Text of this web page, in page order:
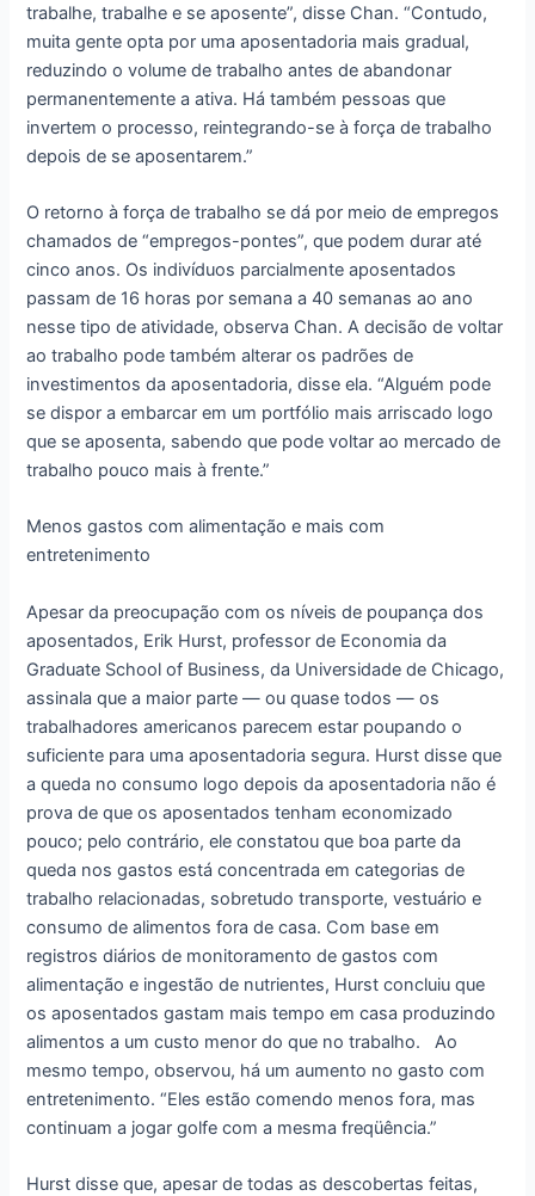
trabalhe, trabalhe e se aposente”, disse Chan. “Contudo,
muita gente opta por uma aposentadoria mais gradual,
reduzindo o volume de trabalho antes de abandonar
permanentemente a ativa. Há também pessoas que
invertem o processo, reintegrando-se à força de trabalho
depois de se aposentarem.”
O retorno à força de trabalho se dá por meio de empregos
chamados de “empregos-pontes”, que podem durar até
cinco anos. Os indivíduos parcialmente aposentados
passam de 16 horas por semana a 40 semanas ao ano
nesse tipo de atividade, observa Chan. A decisão de voltar
ao trabalho pode também alterar os padrões de
investimentos da aposentadoria, disse ela. “Alguém pode
se dispor a embarcar em um portfólio mais arriscado logo
que se aposenta, sabendo que pode voltar ao mercado de
trabalho pouco mais à frente.”
Menos gastos com alimentação e mais com
entretenimento
Apesar da preocupação com os níveis de poupança dos
aposentados, Erik Hurst, professor de Economia da
Graduate School of Business, da Universidade de Chicago,
assinala que a maior parte — ou quase todos — os
trabalhadores americanos parecem estar poupando o
suficiente para uma aposentadoria segura. Hurst disse que
a queda no consumo logo depois da aposentadoria não é
prova de que os aposentados tenham economizado
pouco; pelo contrário, ele constatou que boa parte da
queda nos gastos está concentrada em categorias de
trabalho relacionadas, sobretudo transporte, vestuário e
consumo de alimentos fora de casa. Com base em
registros diários de monitoramento de gastos com
alimentação e ingestão de nutrientes, Hurst concluiu que
os aposentados gastam mais tempo em casa produzindo
alimentos a um custo menor do que no trabalho. Ao
mesmo tempo, observou, há um aumento no gasto com
entretenimento. “Eles estão comendo menos fora, mas
continuam a jogar golfe com a mesma freqüência.”
Hurst disse que, apesar de todas as descobertas feitas,